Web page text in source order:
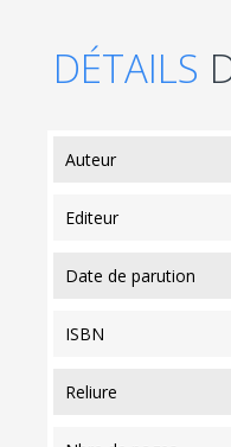
DÉTAILS
auteur
editeur
date de parution
ISBN
reliure